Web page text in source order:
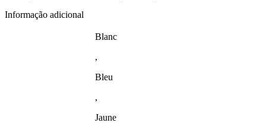
Informação adicional
Blanc
,
Bleu
,
Jaune